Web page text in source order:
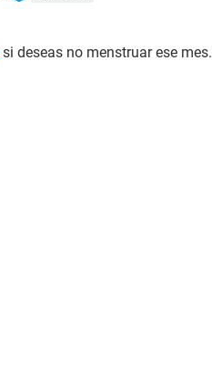
si deseas no menstruar ese mes.